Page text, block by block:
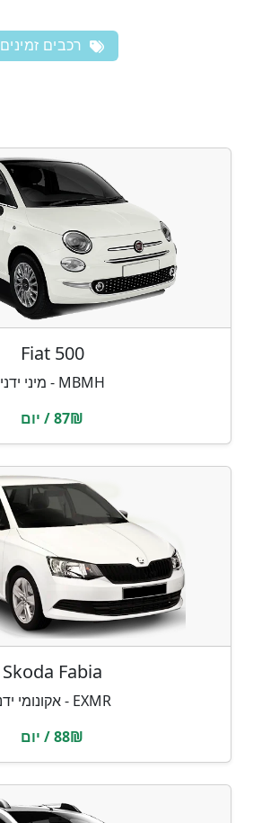
רכבים זמינים